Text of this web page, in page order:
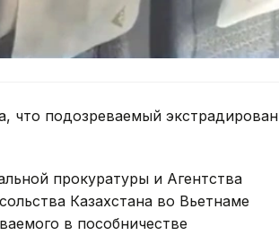
что подозреваемый экстрадирован
прокуратуры и Агентства
Казахстана во Вьетнаме
в пособничестве